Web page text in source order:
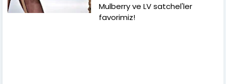
Mulberry ve LV satchel'ler
favorimiz!